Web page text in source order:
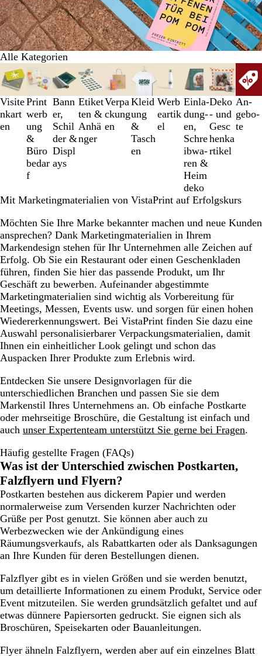
Alle Kategorien
Visite
nkart
en
Print
werb
ung
&
Büro
bedar
f
Bann
er,
Schil
der &
Displ
ays
Etiket
ten &
Anhä
nger
Verpa
ckung
en
Kleid
ung
&
Tasch
en
Werb
eartik
el
Einl­a­
dung­
en,
Schre
ib­wa­
ren &
Heim
deko
Deko
- und
Gesc
henka
rtikel
An­­
ge­­bo­­
te
Galeriebilder
1
bis
3
von
10
Mit Marketingmaterialien von VistaPrint auf Erfolgskurs
Möchten Sie Ihre Marke bekannter machen und neue Kunden
ansprechen? Dank Marketingmaterialien in Ihrem
Markendesign stehen für Ihr Unternehmen alle Zeichen auf
Erfolg. Ob Sie ein Restaurant oder einen Geschenkladen
führen, finden Sie hier das passende Produkt, um Ihr
Geschäft zu bewerben. Aufeinander abgestimmte
Marketingmaterialien sind wichtig als Vorbereitung für
Meetings, Messen, Events usw. und sorgen für einen hohen
Wiedererkennungswert. Bei VistaPrint finden Sie dazu eine
Auswahl personalisierbarer Verpackungsmaterialien, damit
Ihnen ein einheitlicher Look gelingt und schon das
Auspacken Ihrer Produkte zum Erlebnis wird.
Entdecken Sie unsere Designvorlagen für die
unterschiedlichen Branchen und passen Sie sie dem
Markenstil Ihres Unternehmens an. Ob einfache Postkarte
oder mehrseitige Broschüre, die Gestaltung ist einfach und
auch unser Expertenteam unterstützt Sie gerne bei Fragen.
Häufig gestellte Fragen (FAQs)
Was ist der Unterschied zwischen Postkarten,
Falzflyern und Flyern?
Postkarten bestehen aus dickerem Papier und werden
normalerweise zum Versenden kurzer Nachrichten oder
Grüße per Post genutzt. Sie können aber auch zu
Werbezwecken wie der Ankündigung eines
Räumungsverkaufs, als Rabattkarten oder als Danksagungen
an Ihre Kunden für deren Bestellungen dienen.
Falzflyer gibt es in vielen Größen und sie werden benutzt,
um detaillierte Informationen zu einem Produkt, Service oder
Event mitzuteilen. Sie werden grundsätzlich gefaltet und auf
etwas dünnere Papiersorten gedruckt. Sie eignen sich als
Broschüren, Speisekarten oder Bauanleitungen.
Flyer ähneln Falzflyern, werden aber auf ein einzelnes Blatt